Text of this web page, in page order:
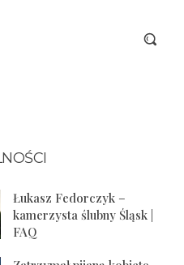
Łukasz Fedorczyk –
kamerzysta ślubny Śląsk |
FAQ